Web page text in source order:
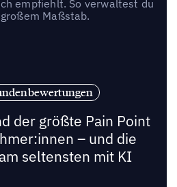
empfiehlt. So verwaltest du
Maßstab.
der größte Pain Point
– und die
seltensten mit KI